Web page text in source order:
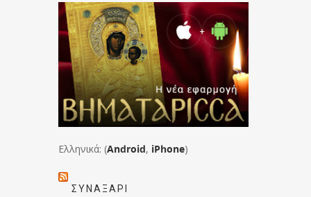
Ελληνικά: (Android, iPhone)
ΣΥΝΑΞΆΡΙ